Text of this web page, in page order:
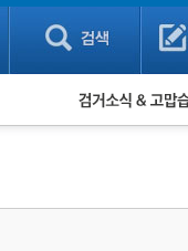
검거 소식